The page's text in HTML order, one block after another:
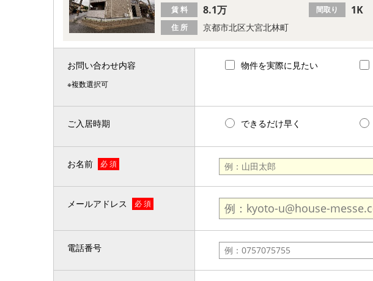
住 所 京都市北区大宮北林町
賃 料 8.1万 間取り 1K
お問い合わせ内容
※複数選択可
物件を実際に見たい
ご入居時期 できるだけ早く
お名前 必 須
メールアドレス 必 須
電話番号